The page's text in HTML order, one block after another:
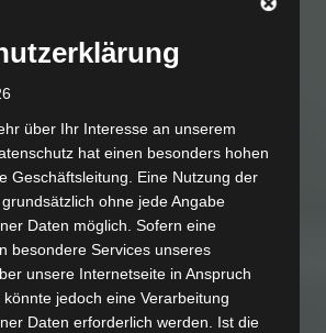
über Ihr Interesse an unserem
hat einen besonders hohen
Geschäftsleitung. Eine Nutzung der
ohne jede Angabe
Daten möglich. Sofern eine
besondere Services unseres
unsere Internetseite in Anspruch
jedoch eine Verarbeitung
Daten erforderlich werden. Ist die